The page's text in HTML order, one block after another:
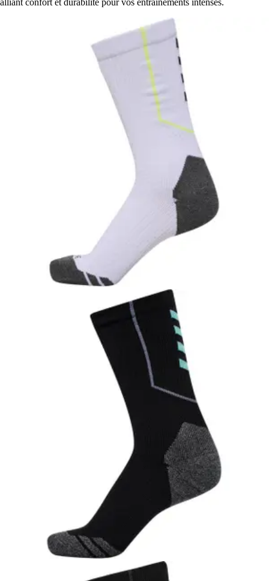
alliant confort et durabilité pour vos entraînements intenses.